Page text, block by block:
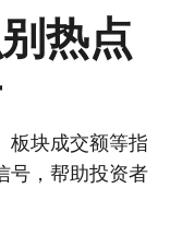
热点
板块成交额等指
号，帮助投资者